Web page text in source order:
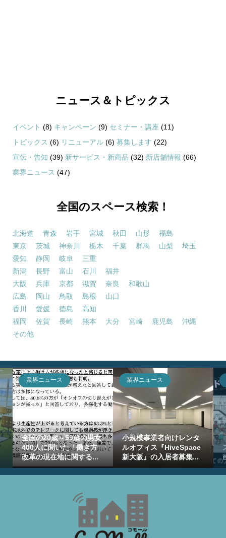
ニュース＆トピックス
イベント (8) キャンペーン (9) セミナー・講座 (11)
トピックス (6) リニューアル(6) 募集します (22)
宣伝・告知 (39) 新サービス・新商品 (32) 新店舗情報 (66)
業界ニュース (47)
全国のスペース検索！
北海道 青森 岩手 宮城 秋田 山形
福島
東京
茨城 神奈川 栃木 千葉 群馬 山梨
埼玉
愛知
静岡 岐阜
三重
新潟
長野 富山 石川
福井
大阪
兵庫 京都 滋賀 奈良
和歌山
広島
岡山 鳥取 島根
山口
香川
愛媛 徳島
高知
福岡
佐賀 長崎 熊本 大分 宮崎 鹿児島
沖縄
その他
業界ニュース
全国の20歳～59歳の男女
400人に聞いた「働き方
改革の現在地に関する...
業界ニュース
小規模事業者向けレンタ
ルオフィス『HiveSpace
新大阪』の入居者募集...